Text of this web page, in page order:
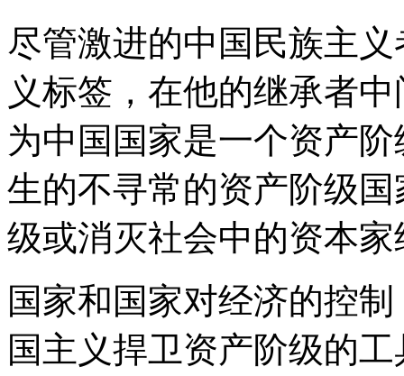
尽管激进的中国民族主
义标签，在他的继承者
为中国国家是一个资产
生的不寻常的资产阶级
级或消灭社会中的资本家
国家和国家对经济的控
国主义捍卫资产阶级的